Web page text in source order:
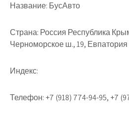
Название: БусАвто
Страна: Россия Республика
Черноморское ш., 19, Евпатория
Индекс:
Телефон: +7 (918) 774-94-95, +7